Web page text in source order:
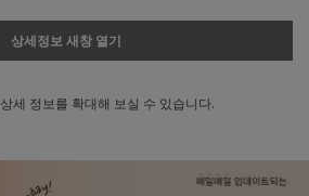
상세정보 새창 열기
상세 정보를 확대해 보실 수 있습니다.